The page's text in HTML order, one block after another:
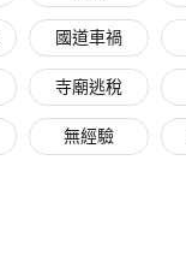
國道車禍
寺廟逃稅
無經驗